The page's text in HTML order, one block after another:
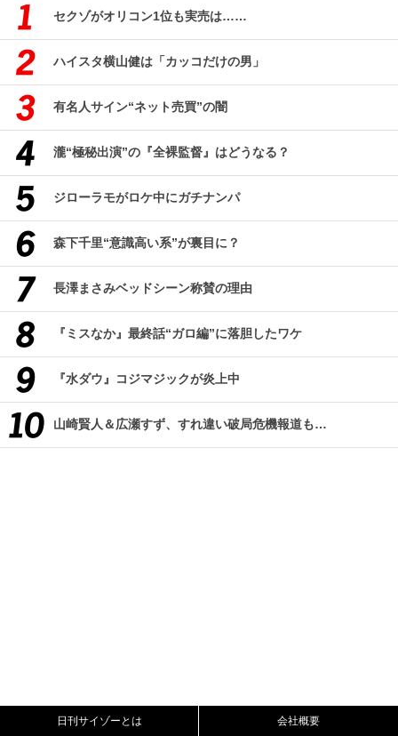
セクゾがオリコン1位も実売は……
ハイスタ横山健は「カッコだけの男」
有名人サイン“ネット売買”の闇
瀧“極秘出演”の『全裸監督』はどうなる？
ジローラモがロケ中にガチナンパ
森下千里“意識高い系”が裏目に？
長澤まさみベッドシーン称賛の理由
『ミスなか』最終話“ガロ編”に落胆したワケ
『水ダウ』コジマジックが炎上中
山崎賢人＆広瀬すず、すれ違い破局危機報道も…
日刊サイゾーとは 会社概要